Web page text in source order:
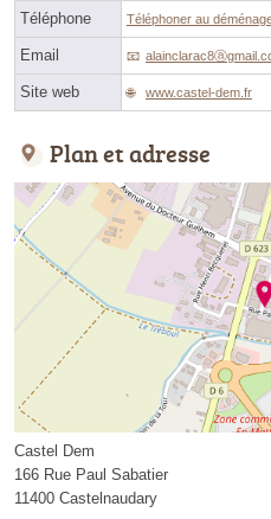
Téléphone Téléphoner au
Email
Site web www.castel-dem.fr
Plan et adresse
Castel Dem
166 Rue Paul Sabatier
11400 Castelnaudary